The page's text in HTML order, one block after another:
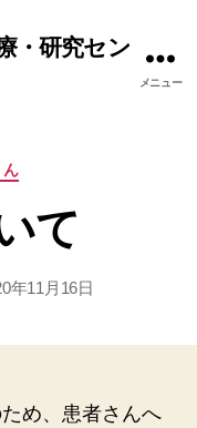
・研究セン
メニュー
ん
て
年11月16日
め、患者さんへ